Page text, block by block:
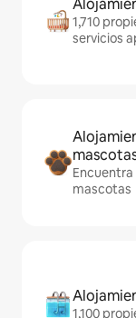
1,710
servicios
mascotas
1,100